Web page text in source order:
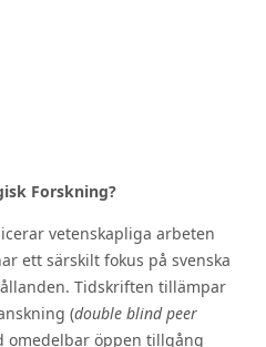
Forskning?
vetenskapliga arbeten
ett särskilt fokus på svenska
Tidskriften tillämpar
(double blind peer
omedelbar öppen tillgång